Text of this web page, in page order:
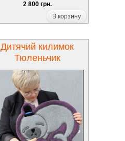
2 800 грн.
В корзину
Дитячий килимок
Тюленьчик